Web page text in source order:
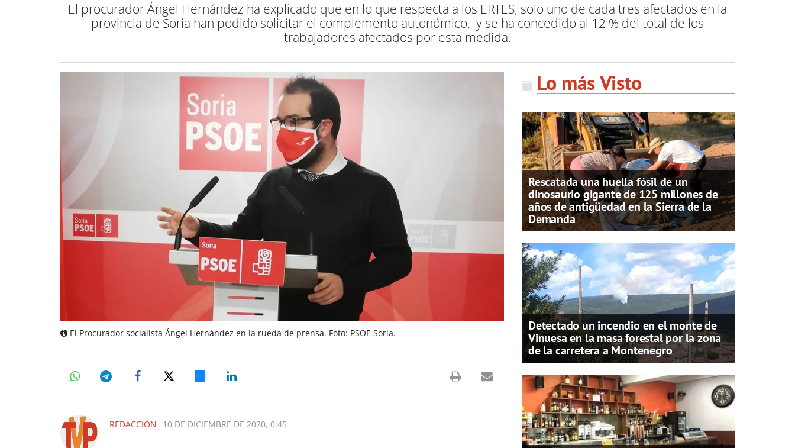
El procurador Ángel Hernández ha explicado que en lo que respecta a los ERTES, solo uno de cada tres afectados en la
provincia de Soria han podido solicitar el complemento autonómico, y se ha concedido al 12 % del total de los
trabajadores afectados por esta medida.
El Procurador socialista Ángel Hernández en la rueda de prensa. Foto: PSOE Soria.
REDACCIÓN 10 DE DICIEMBRE DE 2020, 0:45
Lo más Visto
Rescatada una huella fósil de un
dinosaurio gigante de 125 millones de
años de antigüedad en la Sierra de la
Demanda
Detectado un incendio en el monte de
Vinuesa en la masa forestal por la zona
de la carretera a Montenegro